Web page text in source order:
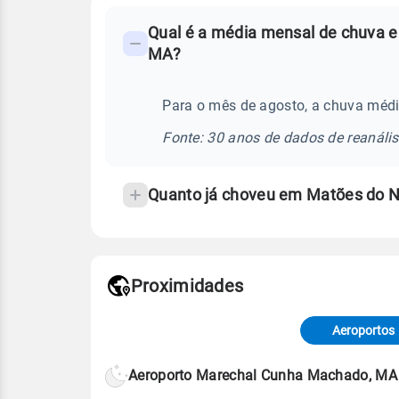
Perguntas
temperatura
Qual é a média mensal de chuva
MA?
Para o mês de agosto, a chuva
Fonte: 30 anos de dados de
Quanto já choveu em Matões do
de Tempo e Estudos Climáticos
Proximidades
Aeroportos
Aeroporto Marechal Cunha Machado, MA